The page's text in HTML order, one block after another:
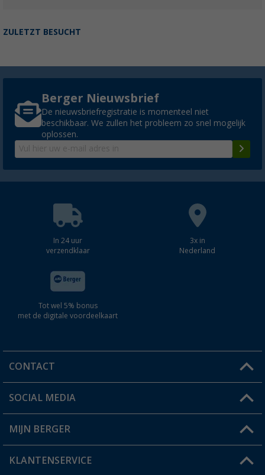
ZULETZT BESUCHT
Berger Nieuwsbrief
De nieuwsbriefregistratie is momenteel niet
beschikbaar. We zullen het probleem zo snel mogelijk
oplossen.
In 24 uur
verzendklaar
3x in
Nederland
Tot wel 5% bonus
met de digitale voordeelkaart
CONTACT
Een vraag?
Winkel vinden
SOCIAL MEDIA
MIJN BERGER
Mijn account
KLANTENSERVICE